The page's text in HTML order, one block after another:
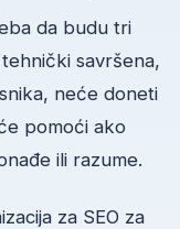
da budu tri
savršena,
neće doneti
pomoći ako
ili razume.
za SEO za